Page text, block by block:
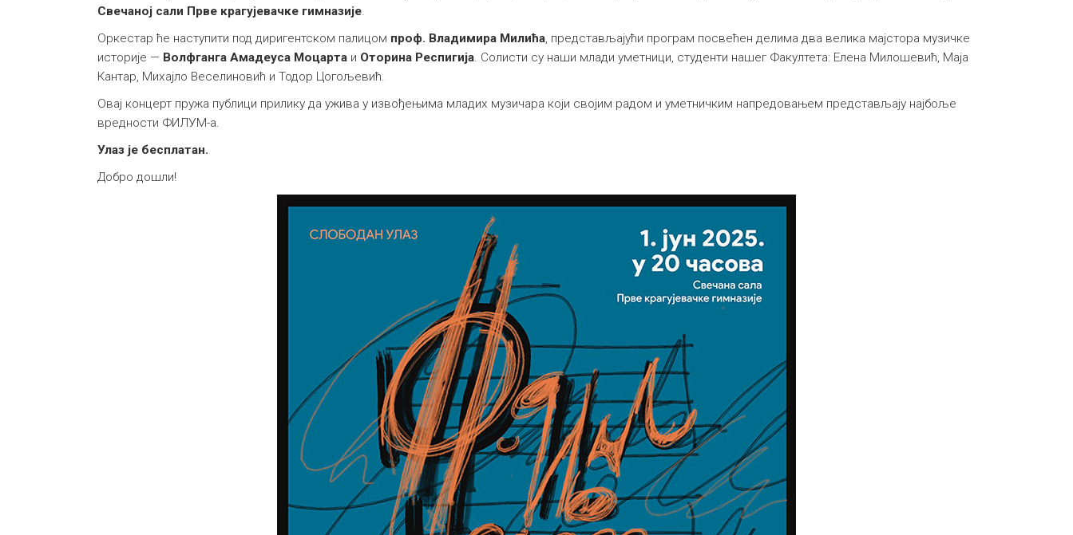
Свечаној сали Прве крагујевачке гимназије.
Оркестар ће наступити под диригентском палицом проф. Владимира Милића, представљајући програм посвећен делима два велика мајстора музичке
историје — Волфганга Амадеуса Моцарта и Оторина Респигија. Солисти су наши млади уметници, студенти нашег Факултета: Елена Милошевић, Маја
Кантар, Михајло Веселиновић и Тодор Цогољевић.
Овај концерт пружа публици прилику да ужива у извођењима младих музичара који својим радом и уметничким напредовањем представљају најбоље
вредности ФИЛУМ-а.
Улаз је бесплатан.
Добро дошли!